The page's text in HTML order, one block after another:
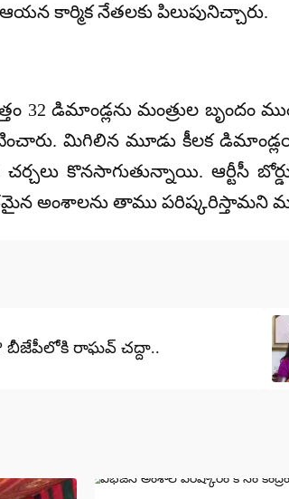
కార్మిక నేతలకు పిలుపునిచ్చారు.
డిమాండ్లను మంత్రుల బృందం
మిగిలిన మూడు కీలక
చర్చలు కొనసాగుతున్నాయి. ఆర్టీసీ
అంశాలను తాము పరిష్కరిస్తామని
బీజేపీలోకి రాఘవ్ చద్దా..